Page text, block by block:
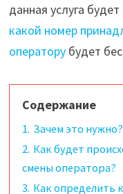
данная услуга
какой номер
операторубудет
Содержание
1. Зачем это нужно?
2. Как будет
смены оператора?
3. Как определить